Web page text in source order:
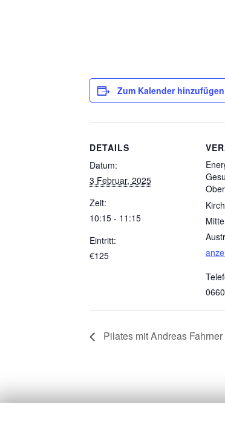
Zum Kalender hinzufügen
DETAILS
Datum:
3 Februar, 2025
Zeit:
10:15 - 11:15
Eintritt:
€125
Pilates mit Andreas Fahrner